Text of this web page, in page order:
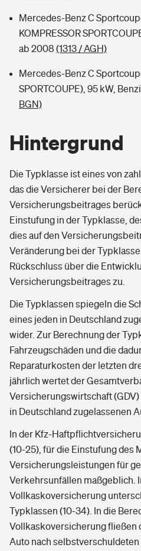
Mercedes-Benz C
KOMPRESSOR
ab 2008 (1313 / AGH)
Mercedes-Benz C
SPORTCOUPE), 95 kW,
BGN)
Hintergrund
Die Typklasse ist eines von
das die Versicherer bei der
Versicherungsbeitrages
Einstufung in der Typklasse,
dies auf den
Veränderung bei der
Rückschluss über die
Versicherungsbeitrages zu.
Die Typklassen spiegeln die
eines jeden in Deutschland
wider. Zur Berechnung der
Fahrzeugschäden und die
Reparaturkosten der letzten
jährlich wertet der
Versicherungswirtschaft
in Deutschland zugelassenen
In der Kfz-
(10-25), für die Einstufung des
Versicherungsleistungen für
Verkehrsunfällen maßgeblich.
Vollkaskoversicherung
Typklassen (10-34). In die
Vollkaskoversicherung fließen
Auto nach